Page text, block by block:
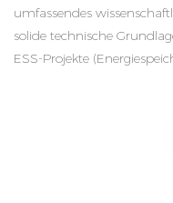
umfassendes
solide technische
ESS-Projekte